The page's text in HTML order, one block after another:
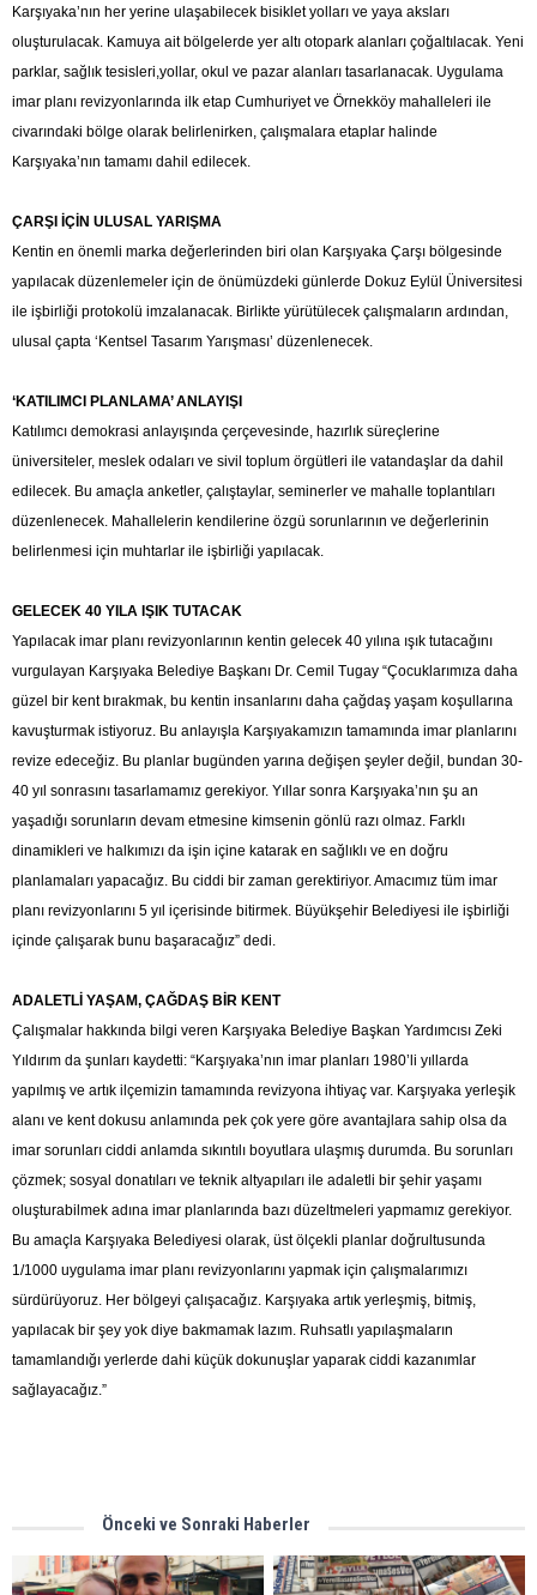
Karşıyaka’nın her yerine ulaşabilecek bisiklet yolları ve yaya aksları
oluşturulacak. Kamuya ait bölgelerde yer altı otopark alanları çoğaltılacak. Yeni
parklar, sağlık tesisleri,yollar, okul ve pazar alanları tasarlanacak. Uygulama
imar planı revizyonlarında ilk etap Cumhuriyet ve Örnekköy mahalleleri ile
civarındaki bölge olarak belirlenirken, çalışmalara etaplar halinde
Karşıyaka’nın tamamı dahil edilecek.
ÇARŞI İÇİN ULUSAL YARIŞMA
Kentin en önemli marka değerlerinden biri olan Karşıyaka Çarşı bölgesinde
yapılacak düzenlemeler için de önümüzdeki günlerde Dokuz Eylül Üniversitesi
ile işbirliği protokolü imzalanacak. Birlikte yürütülecek çalışmaların ardından,
ulusal çapta ‘Kentsel Tasarım Yarışması’ düzenlenecek.
‘KATILIMCI PLANLAMA’ ANLAYIŞI
Katılımcı demokrasi anlayışında çerçevesinde, hazırlık süreçlerine
üniversiteler, meslek odaları ve sivil toplum örgütleri ile vatandaşlar da dahil
edilecek. Bu amaçla anketler, çalıştaylar, seminerler ve mahalle toplantıları
düzenlenecek. Mahallelerin kendilerine özgü sorunlarının ve değerlerinin
belirlenmesi için muhtarlar ile işbirliği yapılacak.
GELECEK 40 YILA IŞIK TUTACAK
Yapılacak imar planı revizyonlarının kentin gelecek 40 yılına ışık tutacağını
vurgulayan Karşıyaka Belediye Başkanı Dr. Cemil Tugay “Çocuklarımıza daha
güzel bir kent bırakmak, bu kentin insanlarını daha çağdaş yaşam koşullarına
kavuşturmak istiyoruz. Bu anlayışla Karşıyakamızın tamamında imar planlarını
revize edeceğiz. Bu planlar bugünden yarına değişen şeyler değil, bundan 30-
40 yıl sonrasını tasarlamamız gerekiyor. Yıllar sonra Karşıyaka’nın şu an
yaşadığı sorunların devam etmesine kimsenin gönlü razı olmaz. Farklı
dinamikleri ve halkımızı da işin içine katarak en sağlıklı ve en doğru
planlamaları yapacağız. Bu ciddi bir zaman gerektiriyor. Amacımız tüm imar
planı revizyonlarını 5 yıl içerisinde bitirmek. Büyükşehir Belediyesi ile işbirliği
içinde çalışarak bunu başaracağız” dedi.
ADALETLİ YAŞAM, ÇAĞDAŞ BİR KENT
Çalışmalar hakkında bilgi veren Karşıyaka Belediye Başkan Yardımcısı Zeki
Yıldırım da şunları kaydetti: “Karşıyaka’nın imar planları 1980’li yıllarda
yapılmış ve artık ilçemizin tamamında revizyona ihtiyaç var. Karşıyaka yerleşik
alanı ve kent dokusu anlamında pek çok yere göre avantajlara sahip olsa da
imar sorunları ciddi anlamda sıkıntılı boyutlara ulaşmış durumda. Bu sorunları
çözmek; sosyal donatıları ve teknik altyapıları ile adaletli bir şehir yaşamı
oluşturabilmek adına imar planlarında bazı düzeltmeleri yapmamız gerekiyor.
Bu amaçla Karşıyaka Belediyesi olarak, üst ölçekli planlar doğrultusunda
1/1000 uygulama imar planı revizyonlarını yapmak için çalışmalarımızı
sürdürüyoruz. Her bölgeyi çalışacağız. Karşıyaka artık yerleşmiş, bitmiş,
yapılacak bir şey yok diye bakmamak lazım. Ruhsatlı yapılaşmaların
tamamlandığı yerlerde dahi küçük dokunuşlar yaparak ciddi kazanımlar
sağlayacağız.”
Önceki ve Sonraki Haberler